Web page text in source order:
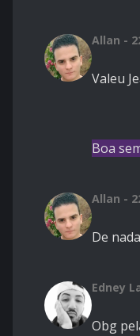
Allan -
Valeu
Boa
Allan -
De
Edney
Obg